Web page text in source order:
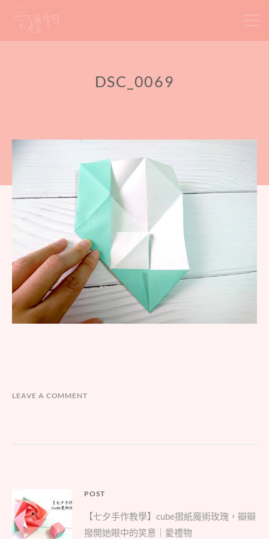
DSC_0069
LEAVE A COMMENT
文
章
導
POST
Parent
post:
【七夕手作教學】cube摺紙魔術玫瑰，瓣瓣
撥開她眼中的笑意｜愛禮物